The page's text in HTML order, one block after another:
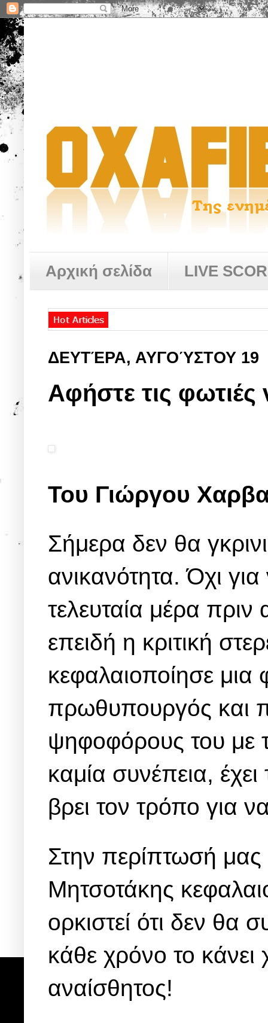
Αρχική σελίδα LIVE
ΔΕΥΤΈΡΑ, ΑΥΓΟΎΣΤΟΥ 19
Αφήστε τις
Του Γιώργου
Σήμερα δεν θα
ανικανότητα. Όχι
τελευταία μέρα
επειδή η κριτική
κεφαλαιοποίησε μια
πρωθυπουργός και
ψηφοφόρους του με
καμία συνέπεια,
βρει τον τρόπο για
Στην περίπτωσή μας
Μητσοτάκης
ορκιστεί ότι δεν θα
κάθε χρόνο το κάνει
αναίσθητος!